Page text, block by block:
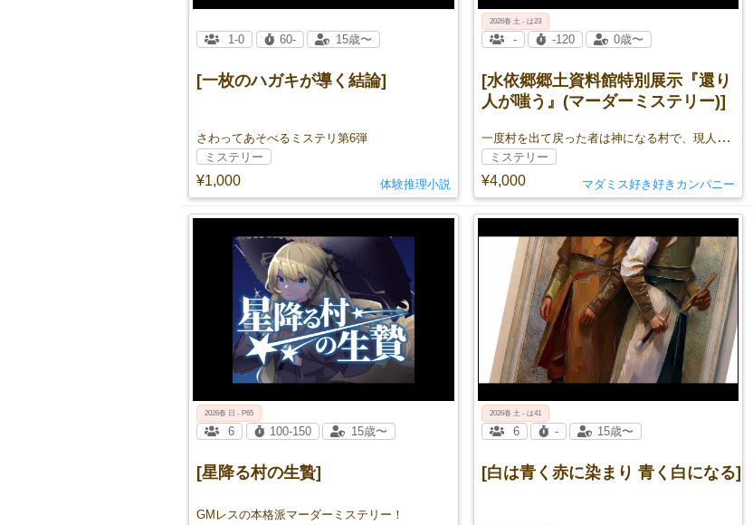
[一枚のハガキが導く結論]
さわってあそべるミステリ第6弾
¥1,000
1-0 60- 15歳〜
ミステリー
体験推理小説
[水依郷郷土資料館特別展示『還り
人が嗤う』(マーダーミステリー)]
一度村を出て戻った者は神になる村で、現人神「還り人」が現れた夜に連続殺人が起きる。帰ってきたものは現人神か殺人鬼か。
¥4,000
2026春 土 - は23
- -120 0歳〜
ミステリー
マダミス好き好きカンパニー
[星降る村の生贄]
GMレスの本格派マーダーミステリー！
2026春 日 - P65
6 100-150 15歳〜
[白は青く赤に染まり 青く白になる]
2026春 土 - は41
6 - 15歳〜